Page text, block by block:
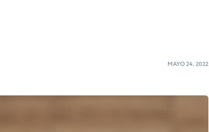
MAYO 24, 2022